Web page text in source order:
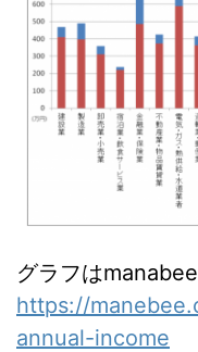
グラフは
https://
annual-income